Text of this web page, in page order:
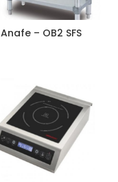
Anafe – OB2 SFS